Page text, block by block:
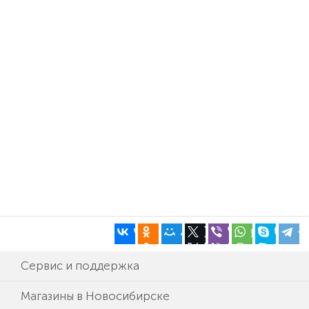
Сервис и поддержка
Магазины в Новосибирске